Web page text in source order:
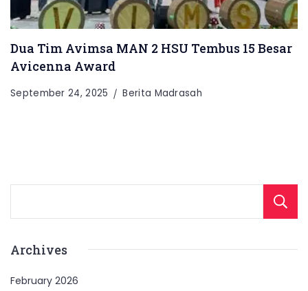
Dua Tim Avimsa MAN 2 HSU Tembus 15 Besar
Avicenna Award
September 24, 2025 Berita Madrasah
Archives
February 2026